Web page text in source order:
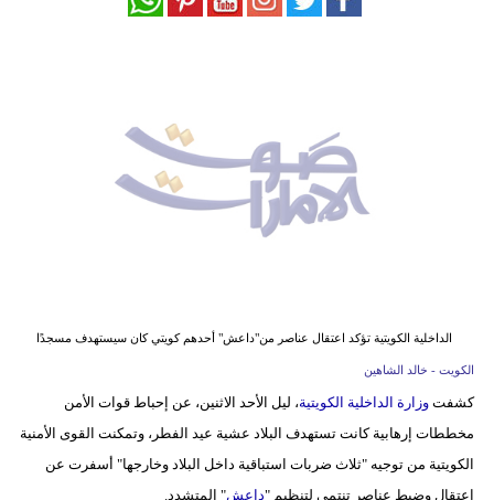
أزياء
وتكنولوجيا
الداخلية الكويتية تؤكد اعتقال عناصر من"داعش" أحدهم كويتي كان سيستهدف مسجدًا
الكويت - خالد الشاهين
كشفتوزارة الداخلية الكويتية، ليل الأحد الاثنين، عن إحباط قوات الأمن
مخططات إرهابية كانت تستهدف البلاد عشية عيد الفطر، وتمكنت القوى الأمنية
الكويتية من توجيه "ثلاث ضربات استباقية داخل البلاد وخارجها" أسفرت عن
اعتقال وضبط عناصر تنتمي لتنظيم "داعش" المتشدد.